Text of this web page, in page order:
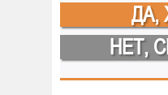
ДА,
НЕТ,